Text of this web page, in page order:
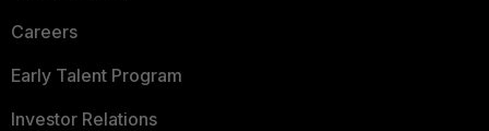
Careers
Early Talent Program
Investor Relations